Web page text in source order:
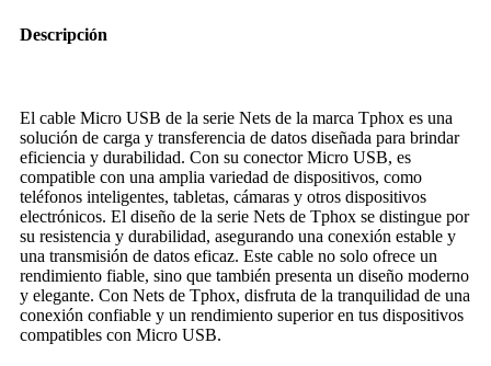
Descripción
El cable Micro USB de la serie Nets de la marca Tphox es una
solución de carga y transferencia de datos diseñada para brindar
eficiencia y durabilidad. Con su conector Micro USB, es
compatible con una amplia variedad de dispositivos, como
teléfonos inteligentes, tabletas, cámaras y otros dispositivos
electrónicos. El diseño de la serie Nets de Tphox se distingue por
su resistencia y durabilidad, asegurando una conexión estable y
una transmisión de datos eficaz. Este cable no solo ofrece un
rendimiento fiable, sino que también presenta un diseño moderno
y elegante. Con Nets de Tphox, disfruta de la tranquilidad de una
conexión confiable y un rendimiento superior en tus dispositivos
compatibles con Micro USB.